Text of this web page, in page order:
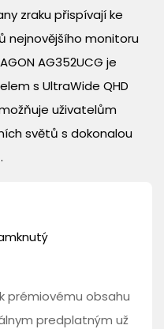
zraku přispívají ke
nejnovějšího monitoru
AG352UCG je
s UltraWide QHD
uživatelům
světů s dokonalou
prémiovému obsahu
predplatným už